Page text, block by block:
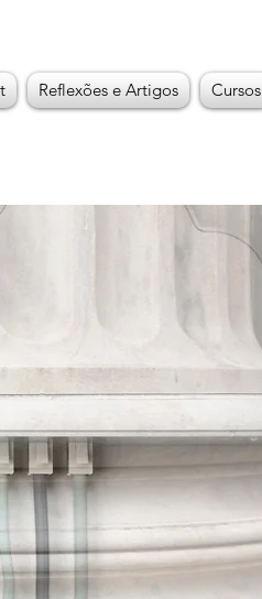
Reflexões e Artigos Cursos